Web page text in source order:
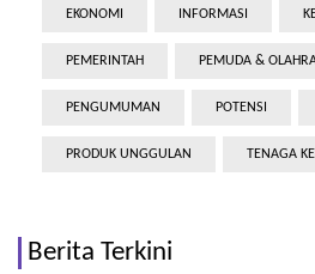
EKONOMI INFORMASI
PEMERINTAH PEMUDA &
PENGUMUMAN POTENSI
PRODUK UNGGULAN TENAGA
Berita Terkini